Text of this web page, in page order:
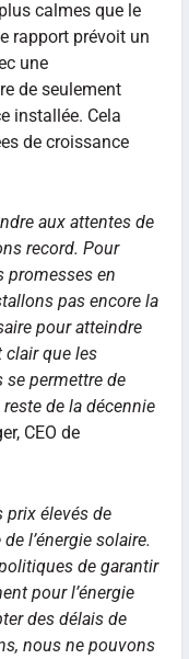
calmes que le
rapport prévoit un
une
de seulement
installée. Cela
de croissance
aux attentes de
record. Pour
promesses en
pas encore la
pour atteindre
clair que les
permettre de
de la décennie
CEO de
prix élevés de
l’énergie solaire.
de garantir
pour l’énergie
des délais de
nous ne pouvons